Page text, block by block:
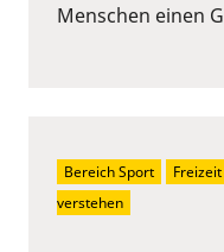
Menschen einen
Bereich Sport Freizeit
verstehen